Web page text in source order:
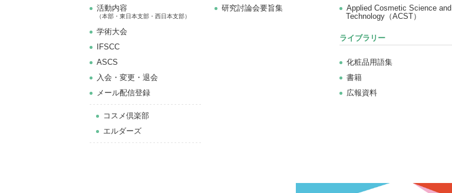
活動内容
（本部・東日本支部・西日本支部）
学術大会
IFSCC
ASCS
⼊会・変更・退会
メール配信登録
コスメ倶楽部
エルダーズ
研究討論会要旨集
Applied Cosmetic Science and
Technology（ACST）
ライブラリー
化粧品用語集
書籍
広報資料